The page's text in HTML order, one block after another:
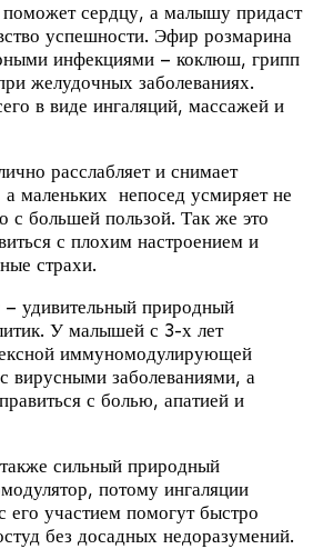
сердцу, а малышу придаст
успешности. Эфир розмарина
инфекциями – коклюш, грипп
желудочных заболеваниях.
в виде ингаляций, массажей и
расслабляет и снимает
маленьких непосед усмиряет не
с большей пользой. Так же это
с плохим настроением и
страхи.
– удивительный природный
У малышей с 3-х лет
иммуномодулирующей
вирусными заболеваниями, а
с болью, апатией и
сильный природный
потому ингаляции
участием помогут быстро
без досадных недоразумений.